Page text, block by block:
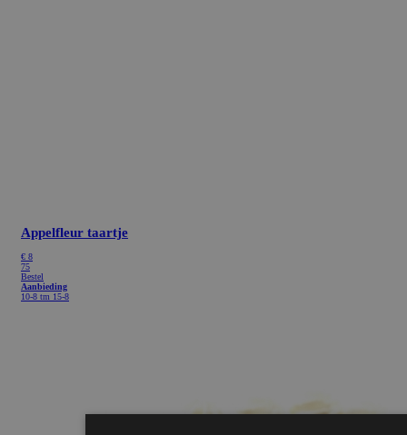
Appelfleur taartje
€ 8
75
Bestel
Aanbieding
10-8 tm 15-8